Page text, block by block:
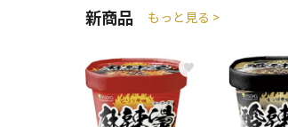
新商品 もっと見る >
♥